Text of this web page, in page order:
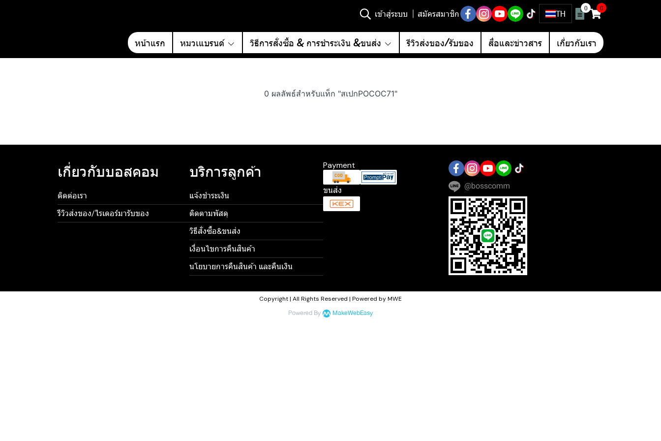
เข้าสู่ระบบ สมัครสมาชิก TH
0 0
หน้าแรก หมวเแบรนด์ วิธีการสั่งซื้อ & การชำระเงิน &ขนส่ง รีวิวส่งของ/รับของ สื่อและข่าวสาร เกี่ยวกับเรา
0 ผลลัพธ์สำหรับแท็ก "สเปกPOCOC71"
เกี่ยวกับบอสคอม
ติดต่อเรา
รีวิวส่งของ/ไรเดอร์มารับของ
บริการลูกค้า
แจ้งชำระเงิน
ติดตามพัสดุ
วิธีสั่งซื้อ&ขนส่ง
เงื่อนไขการคืนสินค้า
นโยบายการคืนสินค้า และคืนเงิน
Payment
ขนส่ง @bosscomm
Copyright | All Rights Reserved | Powered by MWE
Powered By MakeWebEasy